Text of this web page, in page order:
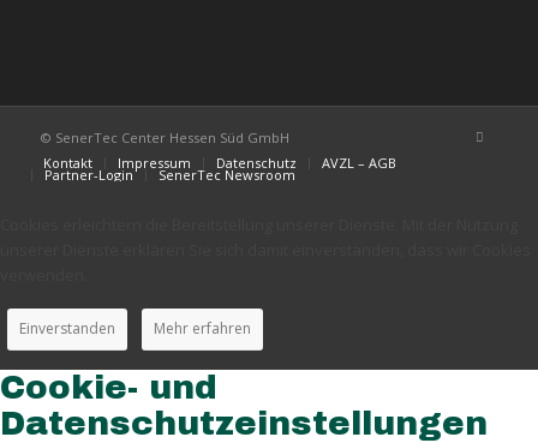
© SenerTec Center Hessen Süd GmbH
Kontakt
Impressum Datenschutz AVZL – AGB
Partner-Login SenerTec Newsroom
Einverstanden Mehr erfahren
Cookie- und
Datenschutzeinstellungen